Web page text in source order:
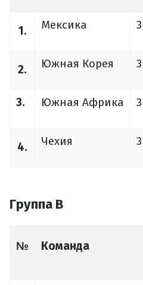
1. Мексика 3
2. Южная Корея 3
3. Южная Африка 3
4. Чехия 3
Группа B
№ Команда